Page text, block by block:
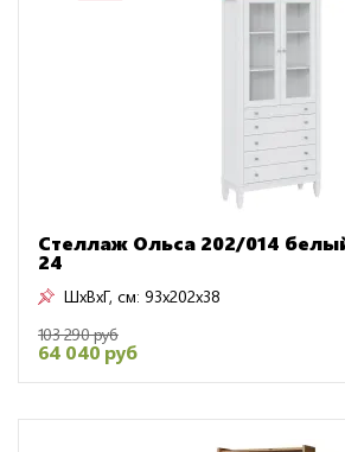
Стеллаж Ольса 202/014
24
ШxВxГ, см: 93x202x38
103 290 руб
64 040 руб